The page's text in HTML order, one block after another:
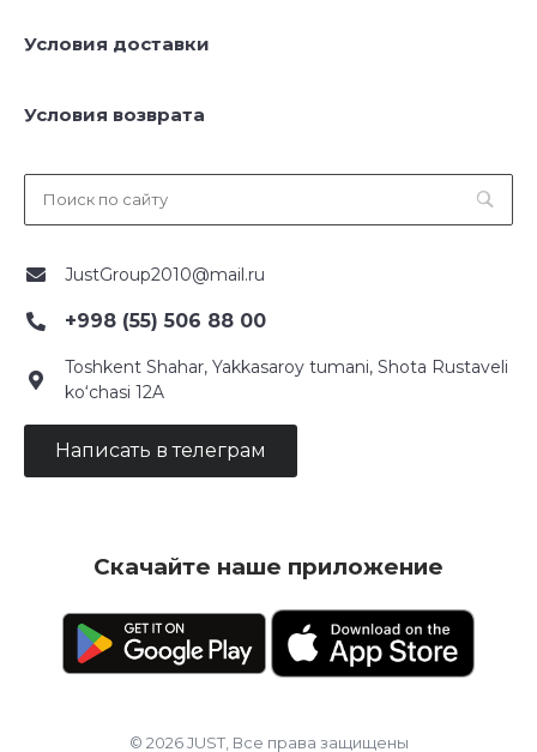
Условия доставки
Условия возврата
JustGroup2010@mail.ru
+998 (55) 506 88 00
Toshkent Shahar, Yakkasaroy tumani, Shota Rustaveli
ko‘chasi 12A
Написать в телеграм
Скачайте наше приложение
© 2026 JUST, Все права защищены